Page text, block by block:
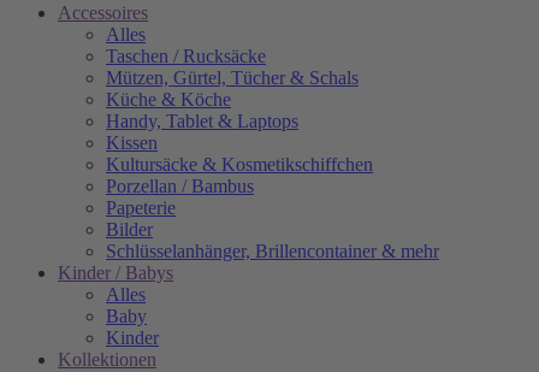
Accessoires
Alles
Taschen / Rucksäcke
Mützen, Gürtel, Tücher & Schals
Küche & Köche
Handy, Tablet & Laptops
Kissen
Kultursäcke & Kosmetikschiffchen
Porzellan / Bambus
Papeterie
Bilder
Schlüsselanhänger, Brillencontainer & mehr
Kinder / Babys
Alles
Baby
Kinder
Kollektionen